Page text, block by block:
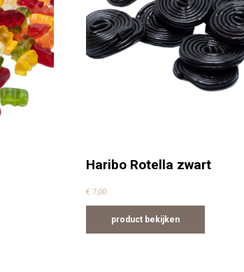
Haribo Rotella zwart
€ 7,00
product bekijken